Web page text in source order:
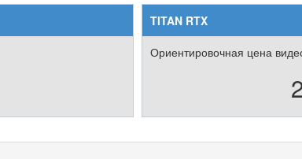
TITAN RTX
Ориентировочная цена